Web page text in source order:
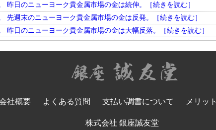
昨日のニューヨーク貴金属市場の金は続伸。［続きを読む］
先週末のニューヨーク貴金属市場の金は反発。［続きを読む］
昨日のニューヨーク貴金属市場の金は大幅反落。［続きを読む］
昨日のニューヨーク貴金属市場の金は大幅続伸。［続きを読む］
昨日のニューヨーク貴金属市場の金は小幅反落。［続きを読む］
昨日のニューヨーク貴金属市場の金は大幅続落。［続きを読む］
昨日のニューヨーク貴金属市場の金は大幅反発。［続きを読む］
昨日のニューヨーク貴金属市場の金は大幅続落。［続きを読む］
社概要 よくある質問 支払い調書について メリット
株式会社 銀座誠友堂